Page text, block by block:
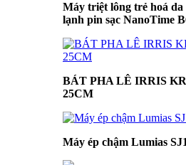
Máy triệt lông trẻ hoá
lạnh pin sạc NanoTime
BÁT PHA LÊ IRRIS
25CM
Máy ép chậm Lumias